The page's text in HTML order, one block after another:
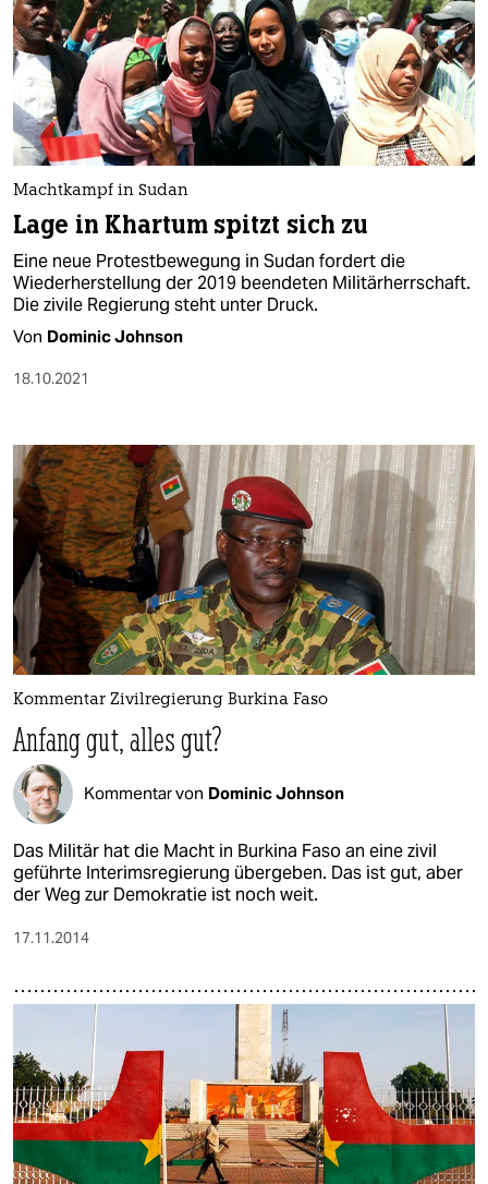
Machtkampf in Sudan
Lage in Khartum spitzt sich zu
Eine neue Protestbewegung in Sudan fordert die
Wiederherstellung der 2019 beendeten Militärherrschaft.
Die zivile Regierung steht unter Druck.
Von Dominic Johnson
18.10.2021
Kommentar Zivilregierung Burkina Faso
Anfang gut, alles gut?
Kommentar von Dominic Johnson
Das Militär hat die Macht in Burkina Faso an eine zivil
geführte Interimsregierung übergeben. Das ist gut, aber
der Weg zur Demokratie ist noch weit.
17.11.2014